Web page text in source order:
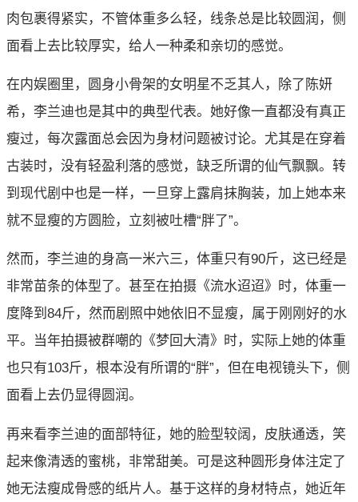
肉包裹得紧实，不管体重多么轻，线条总是比较圆润，侧
面看上去比较厚实，给人一种柔和亲切的感觉。
在内娱圈里，圆身小骨架的女明星不乏其人，除了陈妍
希，李兰迪也是其中的典型代表。她好像一直都没有真正
瘦过，每次露面总会因为身材问题被讨论。尤其是在穿着
古装时，没有轻盈利落的感觉，缺乏所谓的仙气飘飘。转
到现代剧中也是一样，一旦穿上露肩抹胸装，加上她本来
就不显瘦的方圆脸，立刻被吐槽“胖了”。
然而，李兰迪的身高一米六三，体重只有90斤，这已经是
非常苗条的体型了。甚至在拍摄《流水迢迢》时，体重一
度降到84斤，然而剧照中她依旧不显瘦，属于刚刚好的水
平。当年拍摄被群嘲的《梦回大清》时，实际上她的体重
也只有103斤，根本没有所谓的“胖”，但在电视镜头下，侧
面看上去仍显得圆润。
再来看李兰迪的面部特征，她的脸型较阔，皮肤通透，笑
起来像清透的蜜桃，非常甜美。可是这种圆形身体注定了
她无法瘦成骨感的纸片人。基于这样的身材特点，她近年